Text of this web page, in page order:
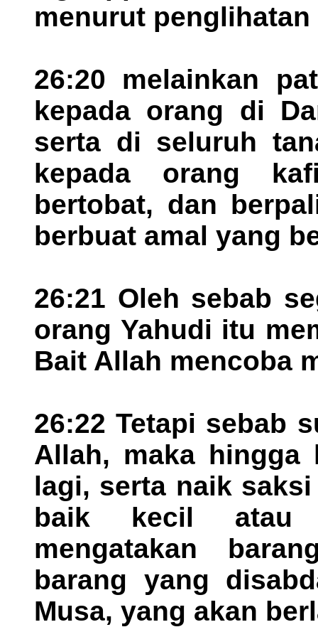
menurut
26:20 melainkan
kepada orang di
serta di seluruh
kepada orang
bertobat, dan
berbuat amal yang
26:21 Oleh sebab
orang Yahudi itu
Bait Allah mencoba
26:22 Tetapi sebab
Allah, maka
lagi, serta naik
baik kecil atau
mengatakan
barang yang
Musa, yang akan